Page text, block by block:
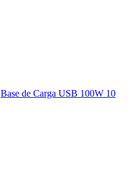
Base de Carga USB 100W 10